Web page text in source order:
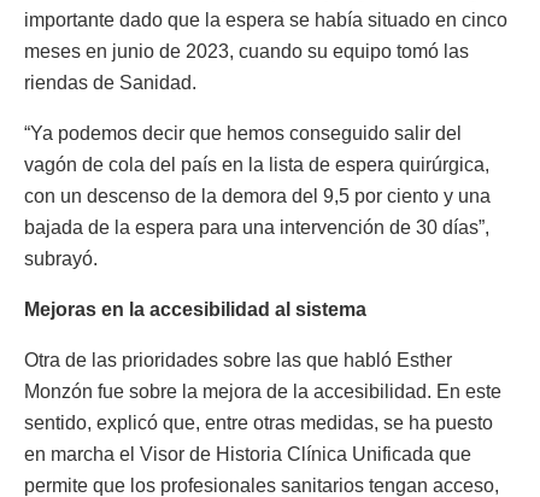
importante dado que la espera se había situado en cinco
meses en junio de 2023, cuando su equipo tomó las
riendas de Sanidad.
“Ya podemos decir que hemos conseguido salir del
vagón de cola del país en la lista de espera quirúrgica,
con un descenso de la demora del 9,5 por ciento y una
bajada de la espera para una intervención de 30 días”,
subrayó.
Mejoras en la accesibilidad al sistema
Otra de las prioridades sobre las que habló Esther
Monzón fue sobre la mejora de la accesibilidad. En este
sentido, explicó que, entre otras medidas, se ha puesto
en marcha el Visor de Historia Clínica Unificada que
permite que los profesionales sanitarios tengan acceso,